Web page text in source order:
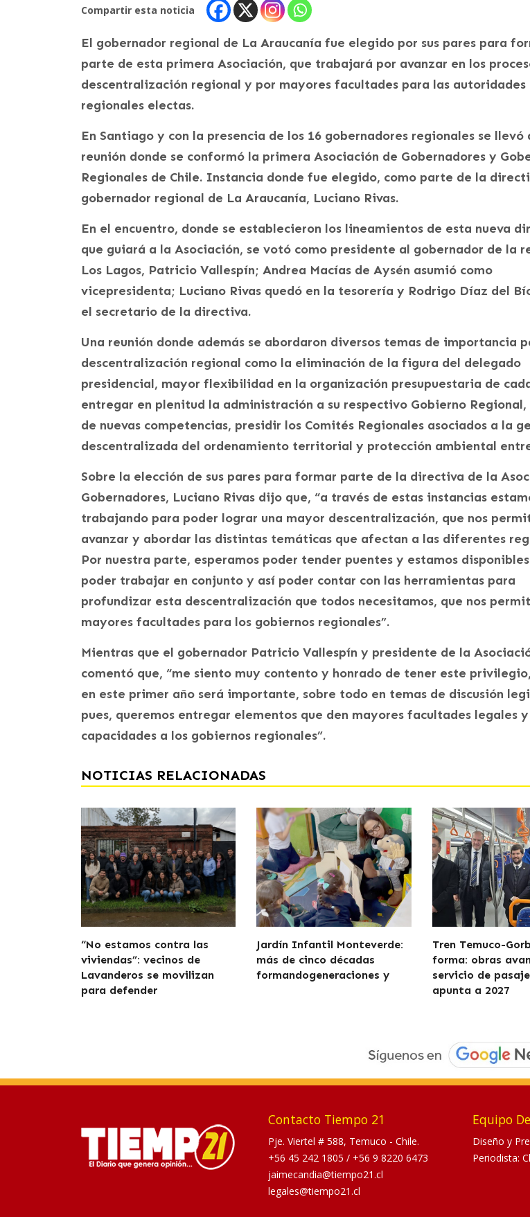
Compartir esta noticia
El gobernador regional de La Araucanía fue elegido por sus pares para
parte de esta primera Asociación, que trabajará por avanzar en los
descentralización regional y por mayores facultades para las autoridades
regionales electas.
En Santiago y con la presencia de los 16 gobernadores regionales se llevó
reunión donde se conformó la primera Asociación de Gobernadores y
Regionales de Chile. Instancia donde fue elegido, como parte de la
gobernador regional de La Araucanía, Luciano Rivas.
En el encuentro, donde se establecieron los lineamientos de esta nueva
que guiará a la Asociación, se votó como presidente al gobernador de la
Los Lagos, Patricio Vallespín; Andrea Macías de Aysén asumió como
vicepresidenta; Luciano Rivas quedó en la tesorería y Rodrigo Díaz del
el secretario de la directiva.
Una reunión donde además se abordaron diversos temas de importancia
descentralización regional como la eliminación de la figura del delegado
presidencial, mayor flexibilidad en la organización presupuestaria de
entregar en plenitud la administración a su respectivo Gobierno Regional,
de nuevas competencias, presidir los Comités Regionales asociados a la
descentralizada del ordenamiento territorial y protección ambiental
Sobre la elección de sus pares para formar parte de la directiva de la
Gobernadores, Luciano Rivas dijo que, “a través de estas instancias
trabajando para poder lograr una mayor descentralización, que nos
avanzar y abordar las distintas temáticas que afectan a las diferentes
Por nuestra parte, esperamos poder tender puentes y estamos
poder trabajar en conjunto y así poder contar con las herramientas para
profundizar esta descentralización que todos necesitamos, que nos
mayores facultades para los gobiernos regionales”.
Mientras que el gobernador Patricio Vallespín y presidente de la
comentó que, “me siento muy contento y honrado de tener este
en este primer año será importante, sobre todo en temas de discusión
pues, queremos entregar elementos que den mayores facultades legales y
capacidades a los gobiernos regionales”.
NOTICIAS RELACIONADAS
“No estamos contra las
viviendas”: vecinos de
Lavanderos se movilizan
para defender
Jardín Infantil Monteverde:
más de cinco décadas
formandogeneraciones y
Tren Temuco-
forma: obras
servicio de
apunta a 2027
Contacto Tiempo 21
Pje. Viertel # 588, Temuco - Chile.
+56 45 242 1805 / +56 9 8220 6473
jaimecandia@tiempo21.cl
legales@tiempo21.cl
Equipo
Diseño y
Periodista: